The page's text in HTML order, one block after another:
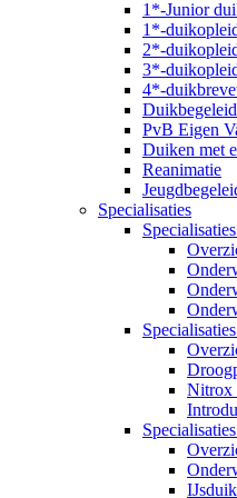
1*-Junior
1*-
2*-
3*-
4*-
PvB Eigen
Duiken met
Reanimatie
Specialisaties
Nitrox